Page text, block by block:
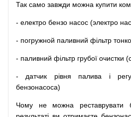
Так само завжди можна купити
- електро бензо насос (электро
- погружной паливний фільтр
- паливний фільтр грубої очистки (
- датчик рівня палива і
бензонасоса)
Чому не можна реставрувати